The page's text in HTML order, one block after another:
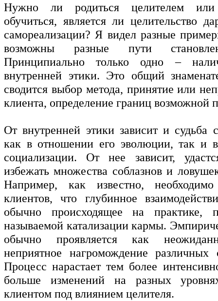
Нужно ли родиться целителем
обучиться, является ли целительство
самореализации? Я видел разные
возможны разные пути
Принципиально только одно –
внутренней этики. Это общий
сводится выбор метода, принятие или
клиента, определение границ возможной
От внутренней этики зависит и судьба
как в отношении его эволюции, так и
социализации. От нее зависит,
избежать множества соблазнов и
Например, как известно, необходимо
клиентов, что глубинное
обычно происходящее на практике,
называемой катализации кармы.
обычно проявляется как
неприятное нагромождение
Процесс нарастает тем более
больше изменений на разных
клиентом под влиянием целителя.